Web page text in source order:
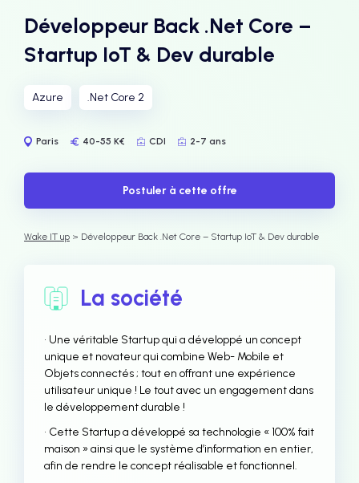
Développeur Back .Net Core –
Startup IoT & Dev durable
Azure .Net Core 2
Paris 40-55 K€ CDI 2-7 ans
Postuler à cette offre
Wake IT up > Développeur Back .Net Core – Startup IoT & Dev durable
La société
• Une véritable Startup qui a développé un concept
unique et novateur qui combine Web- Mobile et
Objets connectés ; tout en offrant une expérience
utilisateur unique ! Le tout avec un engagement dans
le développement durable !
• Cette Startup a développé sa technologie « 100% fait
maison » ainsi que le système d’information en entier,
afin de rendre le concept réalisable et fonctionnel.